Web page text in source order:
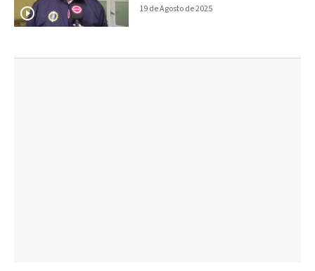
19 de Agosto de 2025